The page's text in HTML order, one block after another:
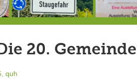
20.
quh